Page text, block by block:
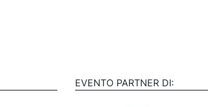
EVENTO PARTNER DI: